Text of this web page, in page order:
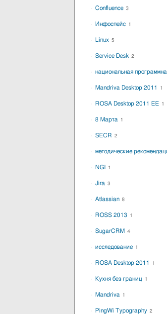
Confluence 3
Инфоспейс 1
Linux 5
Service Desk 2
национальная
Mandriva Desktop 2011 1
ROSA Desktop 2011 EE 1
8 Марта 1
SECR 2
методические
NGI 1
Jira 3
Atlassian 8
ROSS 2013 1
SugarCRM 4
исследование 1
ROSA Desktop 2011 1
Кухня без границ 1
Mandriva 1
PingWi Typography 2